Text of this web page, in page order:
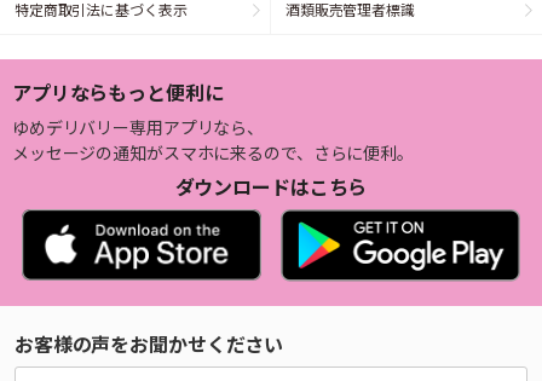
特定商取引法に基づく表示 酒類販売管理者標識
アプリならもっと便利に
ゆめデリバリー専用アプリなら、
メッセージの通知がスマホに来るので、さらに便利。
ダウンロードはこちら
お客様の声をお聞かせください